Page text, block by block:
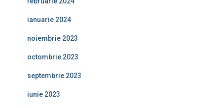
ianuarie 2024
noiembrie 2023
octombrie 2023
septembrie 2023
iunie 2023